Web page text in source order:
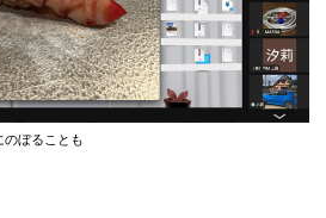
ぼることも